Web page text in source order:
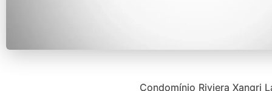
Condomínio Riviera Xangri